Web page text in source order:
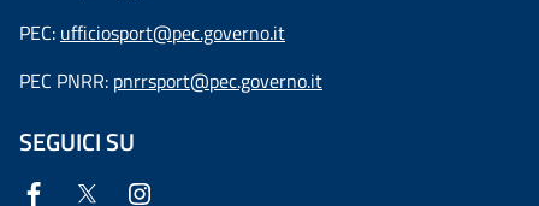
PEC: ufficiosport@pec.governo.it
PEC PNRR: pnrrsport@pec.governo.it
SEGUICI SU